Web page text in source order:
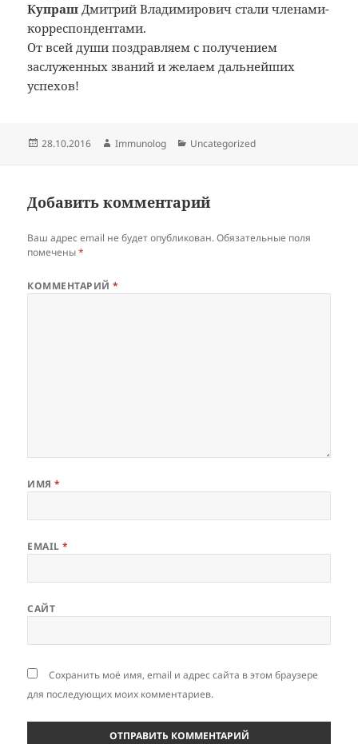
КупрашДмитрий Владимирович стали членами-
корреспондентами.
От всей души поздравляем с получением
заслуженных званий и желаем дальнейших
успехов!
Опубликовано
28.10.2016 Автор
Immunolog Рубрики
Uncategorized
Добавить комментарий
Ваш адрес email не будет опубликован. Обязательные поля
помечены*
КОММЕНТАРИЙ*
ИМЯ*
EMAIL*
САЙТ
Сохранить моё имя, email и адрес сайта в этом браузере
для последующих моих комментариев.